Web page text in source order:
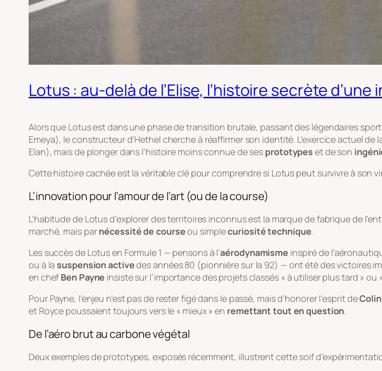
Lotus : au-delà de l’Elise, l’histoire secrète
Alors que Lotus est dans une phase de transition brutale, passant des légendaires
Emeya), le constructeur d’Hethel cherche à réaffirmer son identité. L’exercice actuel de
Elan), mais de plonger dans l’histoire moins connue de ses prototypes et de son
Cette histoire cachée est la véritable clé pour comprendre si Lotus peut survivre à son
L’innovation pour l’amour de l’art (ou de la course)
L’habitude de Lotus d’explorer des territoires inconnus est la marque de fabrique de
marché, mais parnécessité de courseou simplecuriosité technique.
Les succès de Lotus en Formule 1 — pensons à l’aérodynamisme inspiré de
ou à la suspension activedes années 80 (pionnière sur la 92) — ont été des victoires
en chef Ben Payne insiste sur l’importance des projets classés « à utiliser plus tard » ou
Pour Payne, l’enjeu n’est pas de rester figé dans le passé, mais d’honorer l’esprit de
et Royce poussaient toujours vers le « mieux » en remettant tout en question.
De l’aéro brut au carbone végétal
Deux exemples de prototypes, exposés récemment, illustrent cette soif